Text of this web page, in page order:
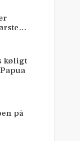
køligt
på